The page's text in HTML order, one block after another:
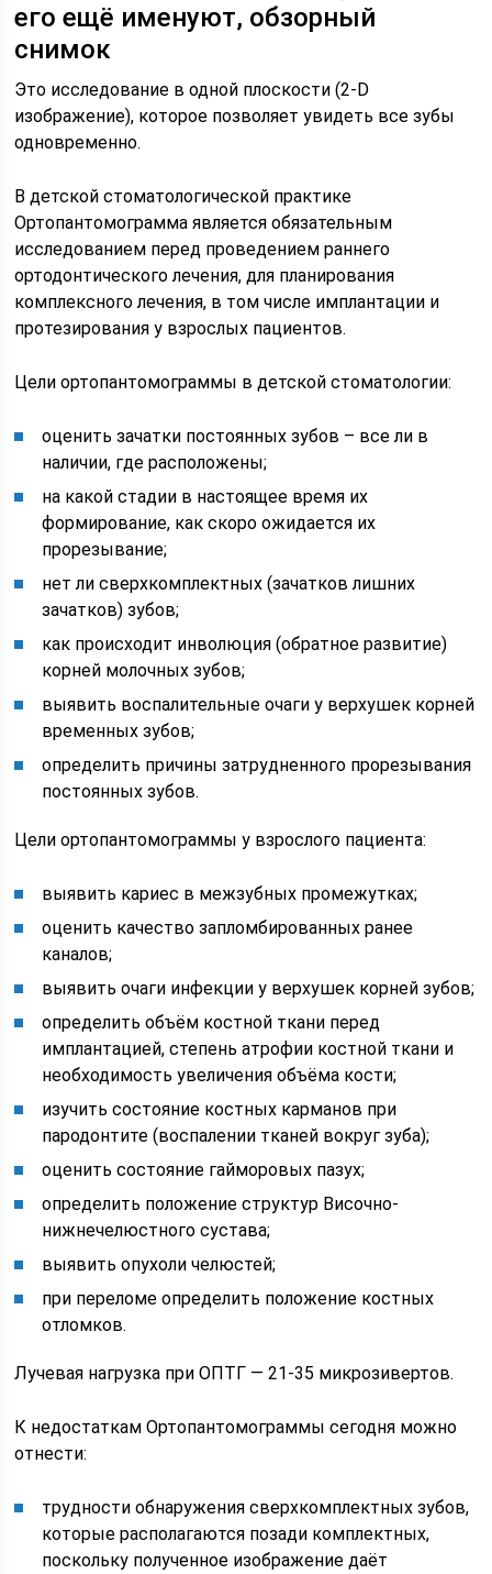
его ещё именуют, обзорный
снимок
Это исследование в одной плоскости (2-D
изображение), которое позволяет увидеть все зубы
одновременно.
В детской стоматологической практике
Ортопантомограмма является обязательным
исследованием перед проведением раннего
ортодонтического лечения, для планирования
комплексного лечения, в том числе имплантации и
протезирования у взрослых пациентов.
Цели ортопантомограммы в детской стоматологии:
оценить зачатки постоянных зубов – все ли в
наличии, где расположены;
на какой стадии в настоящее время их
формирование, как скоро ожидается их
прорезывание;
нет ли сверхкомплектных (зачатков лишних
зачатков) зубов;
как происходит инволюция (обратное развитие)
корней молочных зубов;
выявить воспалительные очаги у верхушек корней
временных зубов;
определить причины затрудненного прорезывания
постоянных зубов.
Цели ортопантомограммы у взрослого пациента:
выявить кариес в межзубных промежутках;
оценить качество запломбированных ранее
каналов;
выявить очаги инфекции у верхушек корней зубов;
определить объём костной ткани перед
имплантацией, степень атрофии костной ткани и
необходимость увеличения объёма кости;
изучить состояние костных карманов при
пародонтите (воспалении тканей вокруг зуба);
оценить состояние гайморовых пазух;
определить положение структур Височно-
нижнечелюстного сустава;
выявить опухоли челюстей;
при переломе определить положение костных
отломков.
Лучевая нагрузка при ОПТГ — 21-35 микрозивертов.
К недостаткам Ортопантомограммы сегодня можно
отнести:
трудности обнаружения сверхкомплектных зубов,
которые располагаются позади комплектных,
поскольку полученное изображение даёт